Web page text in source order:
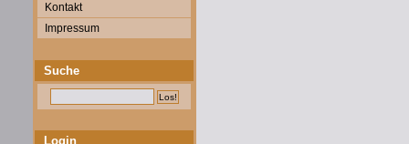
Kontakt
Impressum
Suche
Login